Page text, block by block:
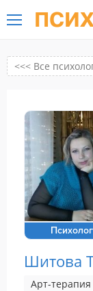
<<< Все
Психолог
Шитова
Арт-терапия